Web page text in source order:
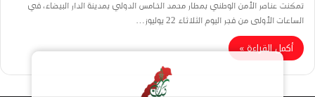
تمكنت عناصر الأمن الوطني بمطار محمد الخامس الدولي بمدينة الدار البيضاء، في
الساعات الأولى من فجر اليوم الثلاثاء 22 يوليوز…
أكمل القراءة »